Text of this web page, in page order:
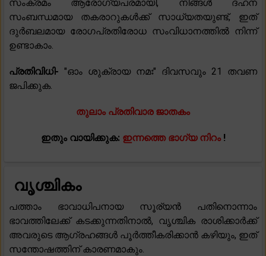
സംക്രമം ആരോഗ്യപരമായി, നിങ്ങൾ ദഹന
സംബന്ധമായ തകരാറുകൾക്ക് സാധ്യതയുണ്ട്, ഇത്
ദുർബലമായ രോഗപ്രതിരോധ സംവിധാനത്തിൽ നിന്ന്
ഉണ്ടാകാം.
പ്രതിവിധി- "ഓം ശുക്രായ നമഃ" ദിവസവും 21 തവണ
ജപിക്കുക.
തുലാം പ്രതിവാര ജാതകം
ഇതും വായിക്കുക: ഇന്നത്തെ ഭാഗ്യ നിറം !
വൃശ്ചികം
പത്താം ഭാവാധിപനായ സൂര്യൻ പതിനൊന്നാം
ഭാവത്തിലേക്ക് കടക്കുന്നതിനാൽ, വൃശ്ചിക രാശിക്കാർക്ക്
അവരുടെ ആഗ്രഹങ്ങൾ പൂർത്തീകരിക്കാൻ കഴിയും, ഇത്
സന്തോഷത്തിന് കാരണമാകും.